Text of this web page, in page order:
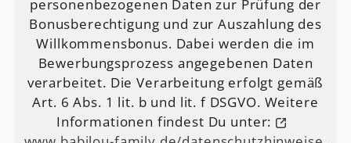
personenbezogenen Daten zur Prüfung der
Bonusberechtigung und zur Auszahlung des
Willkommensbonus. Dabei werden die im
Bewerbungsprozess angegebenen Daten
verarbeitet. Die Verarbeitung erfolgt gemäß
Art. 6 Abs. 1 lit. b und lit. f DSGVO. Weitere
Informationen findest Du unter: